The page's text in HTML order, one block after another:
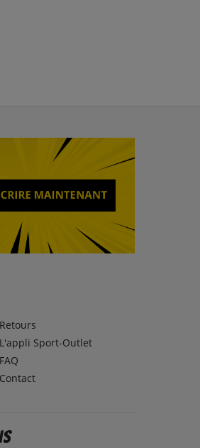
Retours
L'appli Sport-Outlet
FAQ
Contact